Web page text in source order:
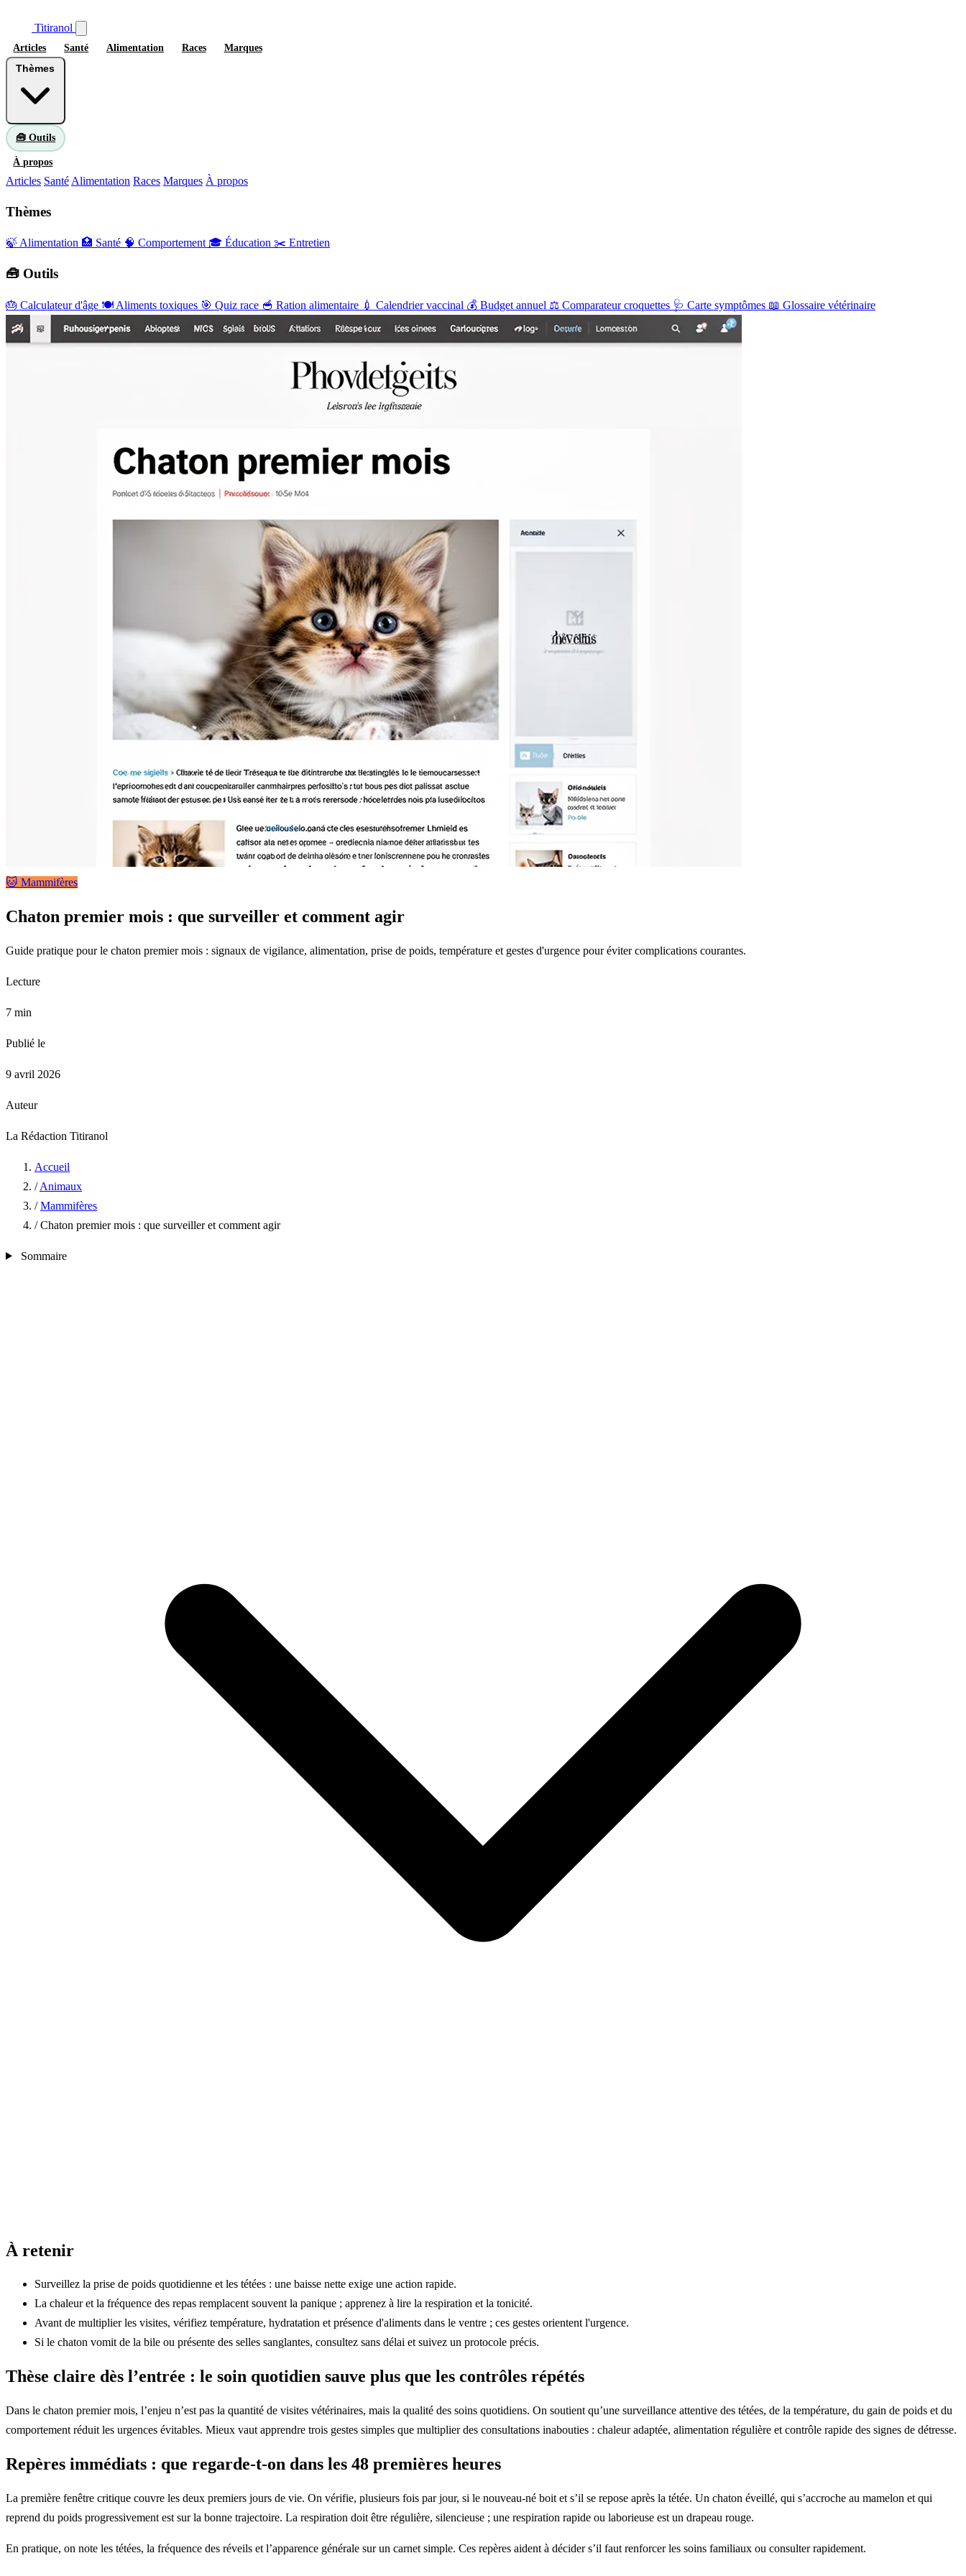
Titiranol
Articles Santé Alimentation Races Marques
🧰 Outils
À propos
Articles Santé Alimentation Races Marques À propos
Thèmes
🍃 Alimentation 🏥 Santé 🧠 Comportement 🎓 Éducation ✂️ Entretien
🧰 Outils
🎂 Calculateur d'âge 🍽️ Aliments toxiques 🎯 Quiz race 🥣 Ration alimentaire 💉 Calendrier vaccinal 💰 Budget annuel ⚖️ Comparateur croquettes 🩺 Carte symptômes 📖 Glossaire vétérinaire
🐱 Mammifères
Chaton premier mois : que surveiller et comment agir
Guide pratique pour le chaton premier mois : signaux de vigilance, alimentation, prise de poids, température et gestes d'urgence pour éviter complications courantes.
Lecture
7 min
Publié le
9 avril 2026
Auteur
La Rédaction Titiranol
Accueil
/ Animaux
/ Mammifères
/ Chaton premier mois : que surveiller et comment agir
Sommaire
À retenir
Surveillez la prise de poids quotidienne et les tétées : une baisse nette exige une action rapide.
La chaleur et la fréquence des repas remplacent souvent la panique ; apprenez à lire la respiration et la tonicité.
Avant de multiplier les visites, vérifiez température, hydratation et présence d'aliments dans le ventre ; ces gestes orientent l'urgence.
Si le chaton vomit de la bile ou présente des selles sanglantes, consultez sans délai et suivez un protocole précis.
Thèse claire dès l’entrée : le soin quotidien sauve plus que les contrôles répétés
Dans le chaton premier mois, l’enjeu n’est pas la quantité de visites vétérinaires, mais la qualité des soins quotidiens. On soutient qu’une surveillance attentive des tétées, de la température, du gain de poids et du
comportement réduit les urgences évitables. Mieux vaut apprendre trois gestes simples que multiplier des consultations inabouties : chaleur adaptée, alimentation régulière et contrôle rapide des signes de détresse.
Repères immédiats : que regarde-t-on dans les 48 premières heures
La première fenêtre critique couvre les deux premiers jours de vie. On vérifie, plusieurs fois par jour, si le nouveau-né boit et s’il se repose après la tétée. Un chaton éveillé, qui s’accroche au mamelon et qui
reprend du poids progressivement est sur la bonne trajectoire. La respiration doit être régulière, silencieuse ; une respiration rapide ou laborieuse est un drapeau rouge.
En pratique, on note les tétées, la fréquence des réveils et l’apparence générale sur un carnet simple. Ces repères aident à décider s’il faut renforcer les soins familiaux ou consulter rapidement.